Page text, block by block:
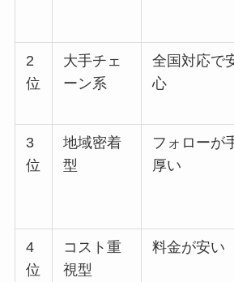
2
位
大手チェ
ーン系
全国対応で
心
3
位
地域密着
型
フォローが
厚い
4
位
コスト重
視型
料金が安い